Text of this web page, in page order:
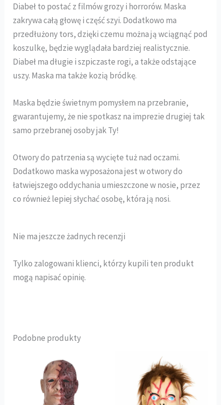
Diabeł to postać z filmów grozy i horrorów. Maska
zakrywa całą głowę i część szyi. Dodatkowo ma
przedłużony tors, dzięki czemu można ją wciągnąć pod
koszulkę, będzie wyglądała bardziej realistycznie.
Diabeł ma długie i szpiczaste rogi, a także odstające
uszy. Maska ma także kozią bródkę.
Maska będzie świetnym pomysłem na przebranie,
gwarantujemy, że nie spotkasz na imprezie drugiej tak
samo przebranej osoby jak Ty!
Otwory do patrzenia są wycięte tuż nad oczami.
Dodatkowo maska wyposażona jest w otwory do
łatwiejszego oddychania umieszczone w nosie, przez
co również lepiej słychać osobę, która ją nosi.
Nie ma jeszcze żadnych recenzji
Tylko zalogowani klienci, którzy kupili ten produkt
mogą napisać opinię.
Podobne produkty